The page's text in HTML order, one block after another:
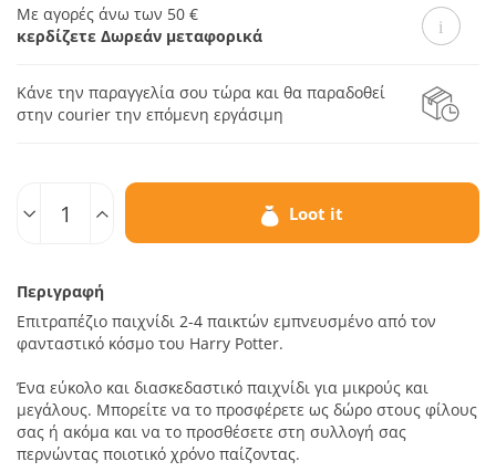
Με αγορές άνω των 50 €
κερδίζετε Δωρεάν μεταφορικά
Κάνε την παραγγελία σου τώρα και θα παραδοθεί
στην courier την επόμενη εργάσιμη
Loot it
Περιγραφή
Επιτραπέζιο παιχνίδι 2-4 παικτών εμπνευσμένο από τον
φανταστικό κόσμο του Harry Potter.
Ένα εύκολο και διασκεδαστικό παιχνίδι για μικρούς και
μεγάλους. Μπορείτε να το προσφέρετε ως δώρο στους φίλους
σας ή ακόμα και να το προσθέσετε στη συλλογή σας
περνώντας ποιοτικό χρόνο παίζοντας.